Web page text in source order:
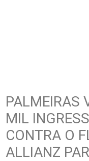
PALMEIRAS
MIL
CONTRA O
ALLIANZ